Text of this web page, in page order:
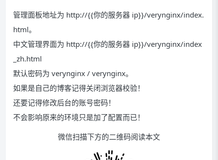
管理面板地址为 http://{{你的服务器 ip}}/verynginx/index.
html。
中文管理界面为 http://{{你的服务器 ip}}/verynginx/index
_zh.html
默认密码为 verynginx / verynginx。
如果是自己的博客记得关闭浏览器校验！
还要记得修改后台的账号密码！
不会影响原来的环境只是加了配置而已！
微信扫描下方的二维码阅读本文